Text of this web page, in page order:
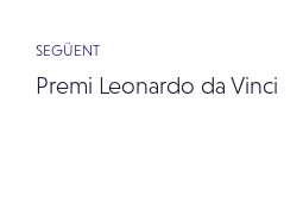
SEGÜENT
Premi Leonardo da Vinci